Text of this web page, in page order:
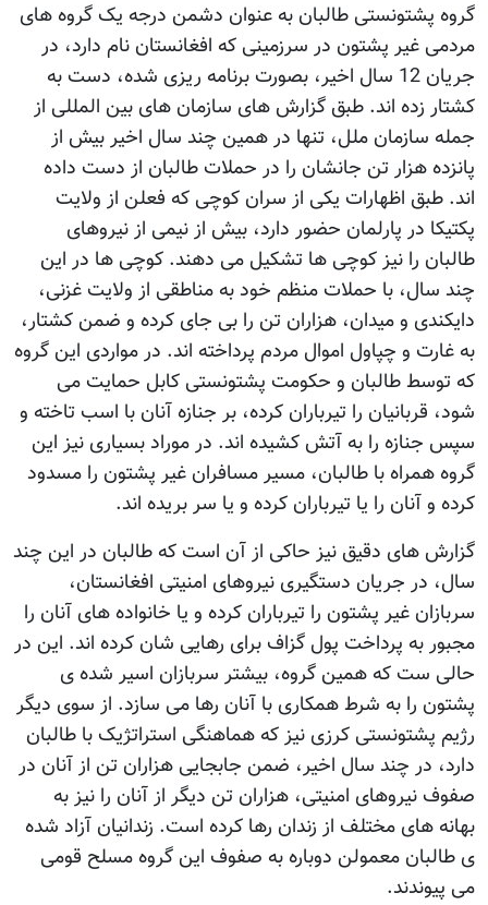
گروه پشتونستی طالبان به عنوان دشمن درجه یک گروه های
مردمی غیر پشتون در سرزمینی که افغانستان نام دارد، در
جریان 12 سال اخیر، بصورت برنامه ریزی شده، دست به
کشتار زده اند. طبق گزارش های سازمان های بین المللی از
جمله سازمان ملل، تنها در همین چند سال اخیر بیش از
پانزده هزار تن جانشان را در حملات طالبان از دست داده
اند. طبق اظهارات یکی از سران کوچی که فعلن از ولایت
پکتیکا در پارلمان حضور دارد، بیش از نیمی از نیروهای
طالبان را نیز کوچی ها تشکیل می دهند. کوچی ها در این
چند سال، با حملات منظم خود به مناطقی از ولایت غزنی،
دایکندی و میدان، هزاران تن را بی جای کرده و ضمن کشتار،
به غارت و چپاول اموال مردم پرداخته اند. در مواردی این گروه
که توسط طالبان و حکومت پشتونستی کابل حمایت می
شود، قربانیان را تیرباران کرده، بر جنازه آنان با اسب تاخته و
سپس جنازه را به آتش کشیده اند. در موراد بسیاری نیز این
گروه همراه با طالبان، مسیر مسافران غیر پشتون را مسدود
کرده و آنان را یا تیرباران کرده و یا سر بریده اند.
گزارش های دقیق نیز حاکی از آن است که طالبان در این چند
سال، در جریان دستگیری نیروهای امنیتی افغانستان،
سربازان غیر پشتون را تیرباران کرده و یا خانواده های آنان را
مجبور به پرداخت پول گزاف برای رهایی شان کرده اند. این در
حالی ست که همین گروه، بیشتر سربازان اسیر شده ی
پشتون را به شرط همکاری با آنان رها می سازد. از سوی دیگر
رژيم پشتونستی کرزی نیز که هماهنگی استراتژیک با طالبان
دارد، در چند سال اخیر، ضمن جابجایی هزاران تن از آنان در
صفوف نیروهای امنیتی، هزاران تن دیگر از آنان را نیز به
بهانه های مختلف از زندان رها کرده است. زندانیان آزاد شده
ی طالبان معمولن دوباره به صفوف این گروه مسلح قومی
می پیوندند.